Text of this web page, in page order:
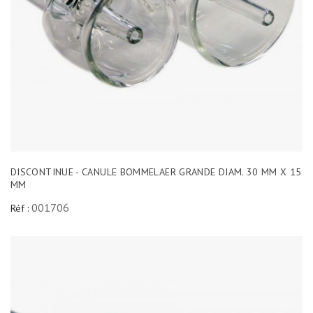
DISCONTINUE - CANULE BOMMELAER GRANDE DIAM. 30 MM X 15
MM
Réf : 001706